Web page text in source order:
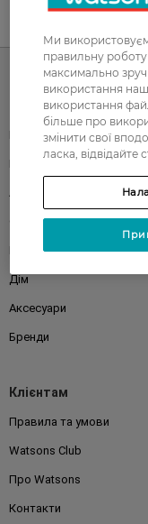
Каталог
Корейска косметика
Акції
Обличчя
Подарунки
Дім
Аксесуари
Бренди
Клієнтам
Правила та умови
Watsons Club
Про Watsons
Контакти
Ми
правильну
максимально
використання
використання
більше про
змінити свої
ласка, відвідайте